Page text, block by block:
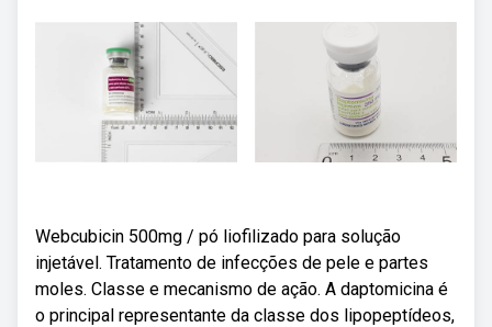
Webcubicin 500mg / pó liofilizado para solução
injetável. Tratamento de infecções de pele e partes
moles. Classe e mecanismo de ação. A daptomicina é
o principal representante da classe dos lipopeptídeos,